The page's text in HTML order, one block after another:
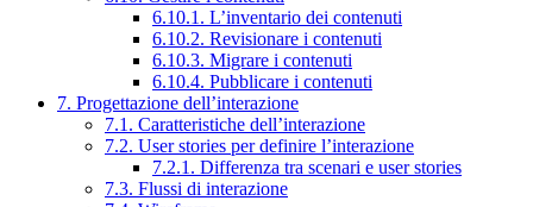
6.10.1. L’inventario dei contenuti
6.10.2. Revisionare i contenuti
6.10.3. Migrare i contenuti
6.10.4. Pubblicare i contenuti
7. Progettazione dell’interazione
7.1. Caratteristiche dell’interazione
7.2. User stories per definire l’interazione
7.2.1. Differenza tra scenari e user stories
7.3. Flussi di interazione